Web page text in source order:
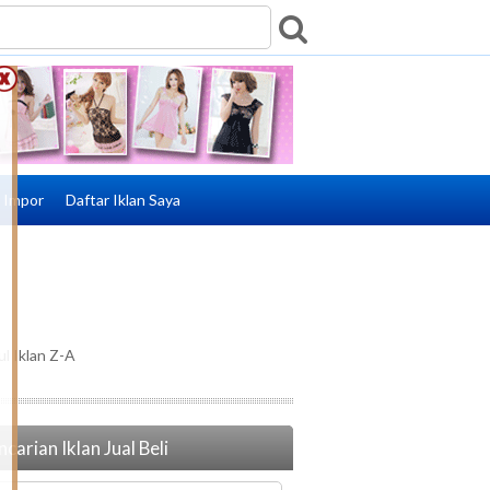
Impor Daftar Iklan Saya
Iklan Z-A
Iklan Jual Beli